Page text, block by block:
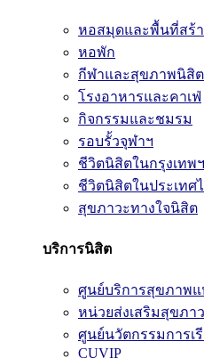
หอสมุดและพื้นที่สร้
หอพัก
กีฬาและสุขภาพนิสิต
โรงอาหารและคาเฟ่
กิจกรรมและชมรม
รอบรั้วจุฬาฯ
ชีวิตนิสิตในกรุงเทพฯ
ชีวิตนิสิตในประเทศ
สุขภาวะทางใจนิสิต
บริการนิสิต
ศูนย์บริการสุขภาพแ
หน่วยส่งเสริมสุขภา
ศูนย์นวัตกรรมการเรี
CUVIP